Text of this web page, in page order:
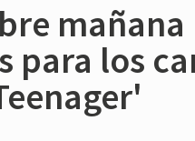
mañana
para los